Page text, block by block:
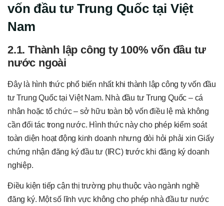
vốn đầu tư Trung Quốc tại Việt
Nam
2.1. Thành lập công ty 100% vốn đầu tư
nước ngoài
Đây là hình thức phổ biến nhất khi thành lập công ty vốn đầu
tư Trung Quốc tại Việt Nam. Nhà đầu tư Trung Quốc – cá
nhân hoặc tổ chức – sở hữu toàn bộ vốn điều lệ mà không
cần đối tác trong nước. Hình thức này cho phép kiểm soát
toàn diện hoạt động kinh doanh nhưng đòi hỏi phải xin Giấy
chứng nhận đăng ký đầu tư (IRC) trước khi đăng ký doanh
nghiệp.
Điều kiện tiếp cận thị trường phụ thuộc vào ngành nghề
đăng ký. Một số lĩnh vực không cho phép nhà đầu tư nước